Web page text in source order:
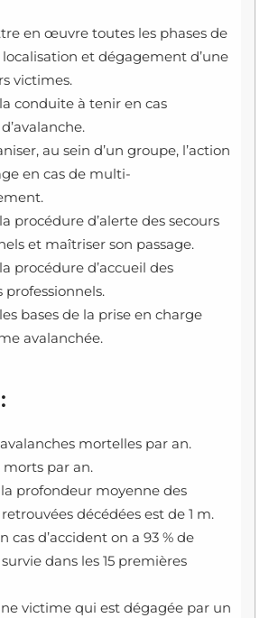
en œuvre toutes les phases de
localisation et dégagement d’une
victimes.
conduite à tenir en cas
au sein d’un groupe, l’action
en cas de multi-
procédure d’alerte des secours
et maîtriser son passage.
procédure d’accueil des
professionnels.
bases de la prise en charge
avalanchée.
mortelles par an.
morts par an.
profondeur moyenne des
décédées est de 1 m.
cas d’accident on a 93 % de
dans les 15 premières
victime qui est dégagée par un